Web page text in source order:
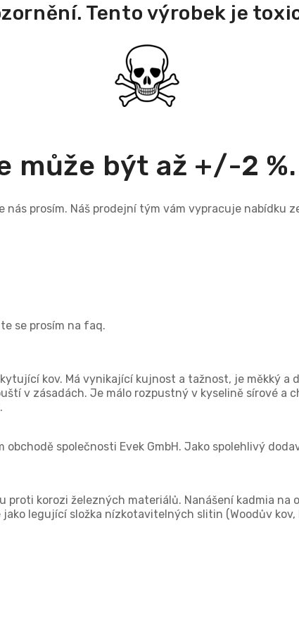
Tento výrobek je
může být až +/-2 %.
prosím. Náš prodejní tým vám vypracuje nabídku
se prosím na faq.
kov. Má vynikající kujnost a tažnost, je měkký
v zásadách. Je málo rozpustný v kyselině sírové a
společnosti Evek GmbH. Jako spolehlivý
proti korozi železných materiálů. Nanášení kadmia
legující složka nízkotavitelných slitin (Woodův